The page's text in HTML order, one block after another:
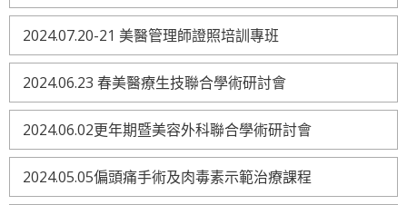
2024.07.20-21 美醫管理師證照培訓專班
2024.06.23 春美醫療生技聯合學術研討會
2024.06.02更年期暨美容外科聯合學術研討會
2024.05.05偏頭痛手術及肉毒素示範治療課程